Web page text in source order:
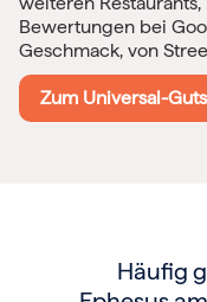
Bewertungen bei
Geschmack, von
Zum Universal-
Häufig